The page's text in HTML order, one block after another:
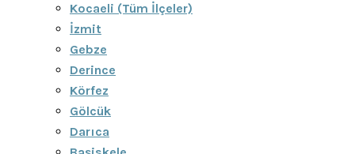
Kocaeli (Tüm İlçeler)
İzmit
Gebze
Derince
Körfez
Gölcük
Darıca